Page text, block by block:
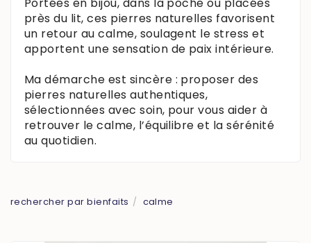
Portées en bijou, dans la poche ou placées
près du lit, ces pierres naturelles favorisent
un retour au calme, soulagent le stress et
apportent une sensation de paix intérieure.
Ma démarche est sincère : proposer des
pierres naturelles authentiques,
sélectionnées avec soin, pour vous aider à
retrouver le calme, l’équilibre et la sérénité
au quotidien.
rechercher par bienfaits calme